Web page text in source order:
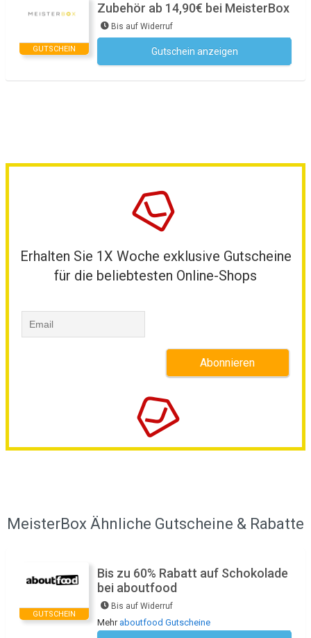
GUTSCHEIN
Zubehör ab 14,90€ bei MeisterBox
Bis auf Widerruf
Gutschein anzeigen
Erhalten Sie 1X Woche exklusive Gutscheine
für die beliebtesten Online-Shops
MeisterBox Ähnliche Gutscheine & Rabatte
GUTSCHEIN
Bis zu 60% Rabatt auf Schokolade
bei aboutfood
Bis auf Widerruf
Mehr aboutfood Gutscheine